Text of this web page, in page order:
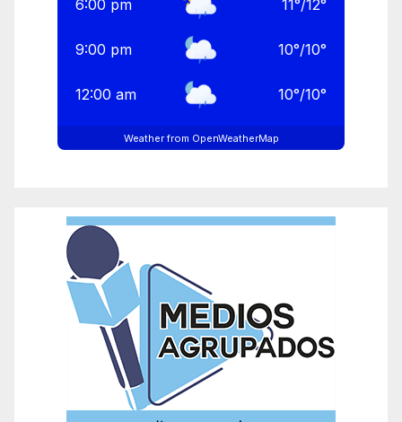
6:00 pm 11°/12°
9:00 pm 10°/10°
12:00 am 10°/10°
Weather from OpenWeatherMap